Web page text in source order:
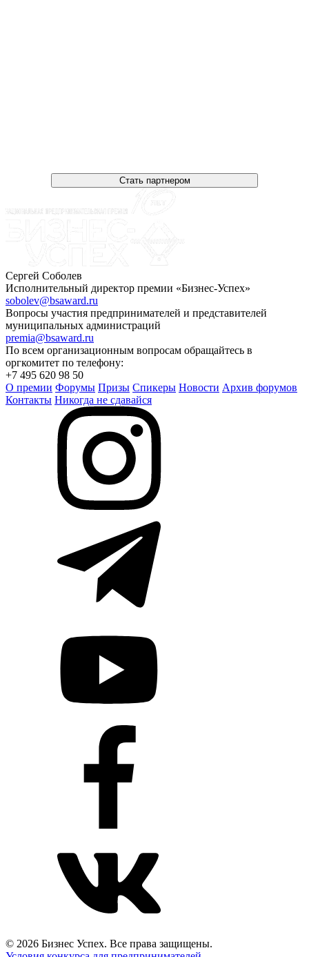
Стать партнером
Сергей Соболев
Исполнительный директор премии «Бизнес-Успех»
sobolev@bsaward.ru
Вопросы участия предпринимателей и представителей
муниципальных администраций
premia@bsaward.ru
По всем организационным вопросам обращайтесь в
оргкомитет по телефону:
+7 495 620 98 50
О премии Форумы Призы Спикеры Новости Архив форумов
Контакты Никогда не сдавайся
© 2026 Бизнес Успех. Все права защищены.